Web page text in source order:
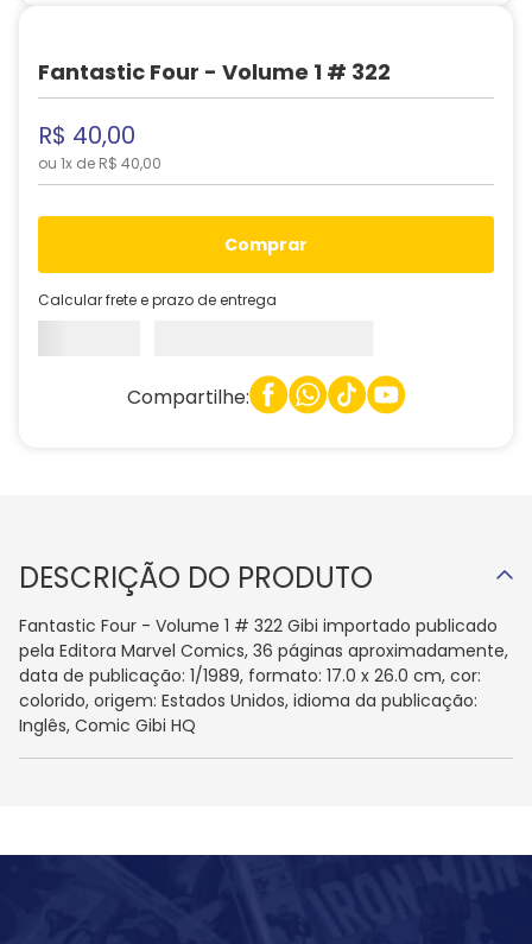
Fantastic Four - Volume 1 # 322
R$ 40,00
ou 1x de R$ 40,00
comprar
Calcular frete e prazo de entrega
Compartilhe:
DESCRIÇÃO DO PRODUTO
Fantastic Four - Volume 1 # 322 Gibi importado publicado
pela Editora Marvel Comics, 36 páginas aproximadamente,
data de publicação: 1/1989, formato: 17.0 x 26.0 cm, cor:
colorido, origem: Estados Unidos, idioma da publicação:
Inglês, Comic Gibi HQ